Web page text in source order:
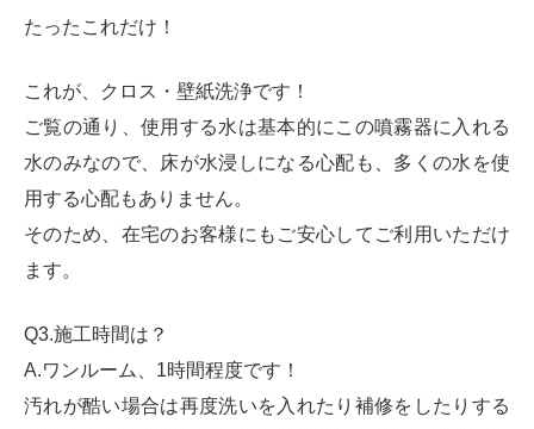
たったこれだけ！
これが、クロス・壁紙洗浄です！
ご覧の通り、使用する水は基本的にこの噴霧器に入れる
水のみなので、床が水浸しになる心配も、多くの水を使
用する心配もありません。
そのため、在宅のお客様にもご安心してご利用いただけ
ます。
Q3.施工時間は？
A.ワンルーム、1時間程度です！
汚れが酷い場合は再度洗いを入れたり補修をしたりする